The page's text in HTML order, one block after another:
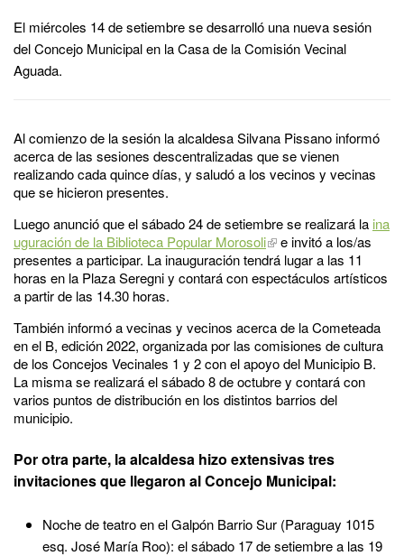
El miércoles 14 de setiembre se desarrolló una nueva sesión
del Concejo Municipal en la Casa de la Comisión Vecinal
Aguada.
Al comienzo de la sesión la alcaldesa Silvana Pissano informó
acerca de las sesiones descentralizadas que se vienen
realizando cada quince días, y saludó a los vecinos y vecinas
que se hicieron presentes.
Luego anunció que el sábado 24 de setiembre se realizará la ina
uguración de la Biblioteca Popular Morosoli
e invitó a los/as
presentes a participar. La inauguración tendrá lugar a las 11
horas en la Plaza Seregni y contará con espectáculos artísticos
a partir de las 14.30 horas.
También informó a vecinas y vecinos acerca de la Cometeada
en el B, edición 2022, organizada por las comisiones de cultura
de los Concejos Vecinales 1 y 2 con el apoyo del Municipio B.
La misma se realizará el sábado 8 de octubre y contará con
varios puntos de distribución en los distintos barrios del
municipio.
Por otra parte, la alcaldesa hizo extensivas tres
invitaciones que llegaron al Concejo Municipal:
Noche de teatro en el Galpón Barrio Sur (Paraguay 1015
esq. José María Roo): el sábado 17 de setiembre a las 19